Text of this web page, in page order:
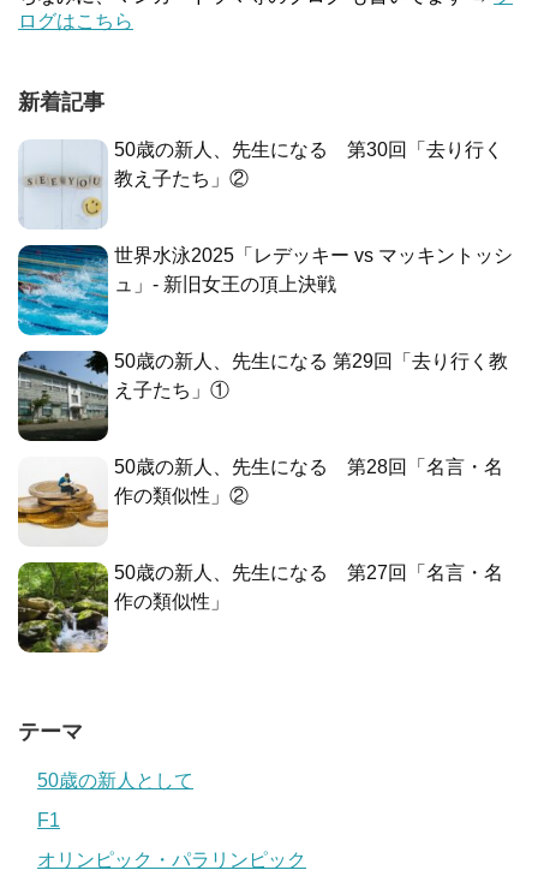
ログはこちら
新着記事
50歳の新人、先生になる 第30回「去り行く
教え子たち」②
世界水泳2025「レデッキー vs マッキントッシ
ュ」- 新旧女王の頂上決戦
50歳の新人、先生になる 第29回「去り行く教
え子たち」①
50歳の新人、先生になる 第28回「名言・名
作の類似性」②
50歳の新人、先生になる 第27回「名言・名
作の類似性」
テーマ
50歳の新人として
F1
オリンピック・パラリンピック